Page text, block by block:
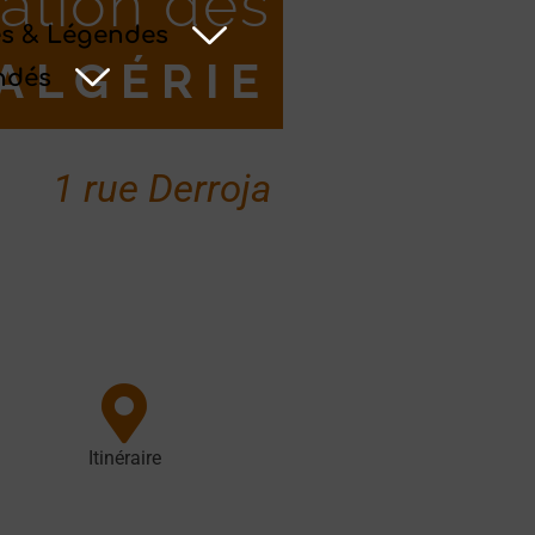
& Légendes
1 rue Derroja
Itinéraire